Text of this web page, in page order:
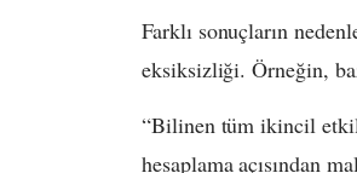
Farklı sonuçların
eksiksizliği. Örneğin,
“Bilinen tüm ikincil
hesaplama açısından